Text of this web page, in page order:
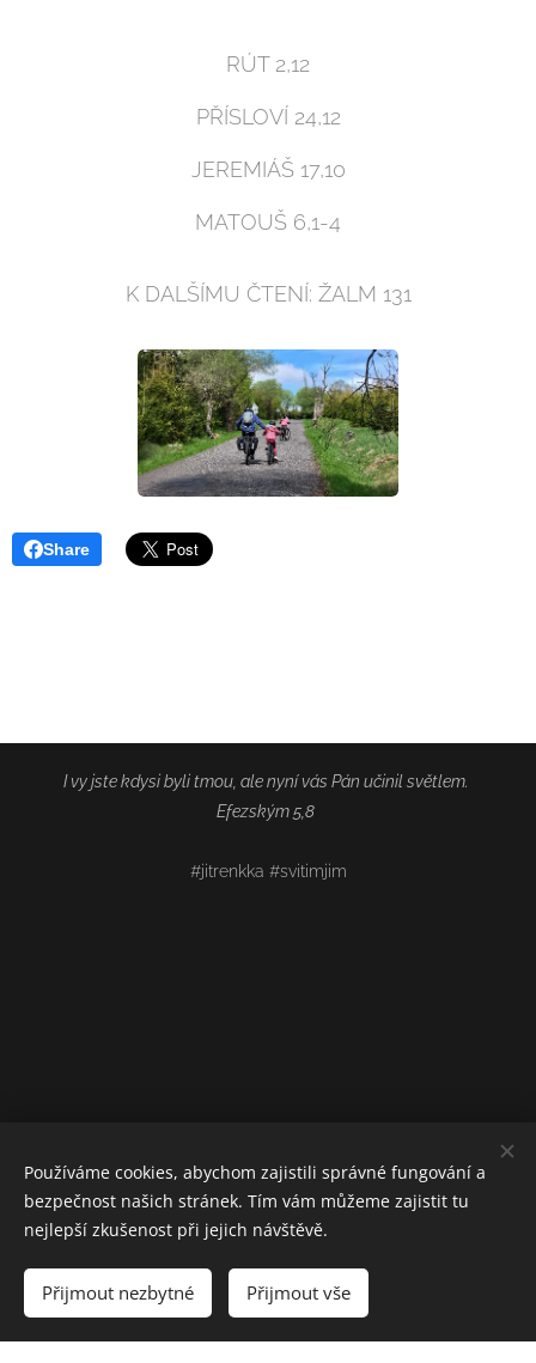
RÚT 2,12
PŘÍSLOVÍ 24,12
JEREMIÁŠ 17,10
MATOUŠ 6,1-4
K DALŠÍMU ČTENÍ: ŽALM 131
Share
I vy jste kdysi byli tmou, ale nyní vás Pán učinil světlem.
Efezským 5,8
#jitrenkka #svitimjim
Vytvořeno službou Webnode
Používáme cookies, abychom zajistili správné fungování a
bezpečnost našich stránek. Tím vám můžeme zajistit tu
nejlepší zkušenost při jejich návštěvě.
Přijmout nezbytné Přijmout vše